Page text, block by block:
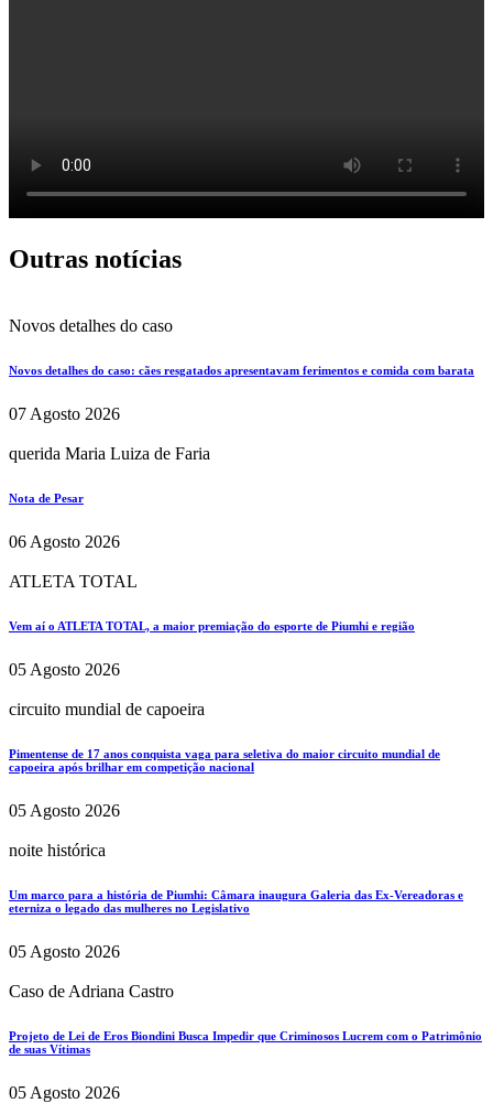
Outras notícias
Novos detalhes do caso
Novos detalhes do caso: cães resgatados apresentavam ferimentos e comida com barata
07 Agosto 2026
querida Maria Luiza de Faria
Nota de Pesar
06 Agosto 2026
ATLETA TOTAL
Vem aí o ATLETA TOTAL, a maior premiação do esporte de Piumhi e região
05 Agosto 2026
circuito mundial de capoeira
Pimentense de 17 anos conquista vaga para seletiva do maior circuito mundial de
capoeira após brilhar em competição nacional
05 Agosto 2026
noite histórica
Um marco para a história de Piumhi: Câmara inaugura Galeria das Ex-Vereadoras e
eterniza o legado das mulheres no Legislativo
05 Agosto 2026
Caso de Adriana Castro
Projeto de Lei de Eros Biondini Busca Impedir que Criminosos Lucrem com o Patrimônio
de suas Vítimas
05 Agosto 2026